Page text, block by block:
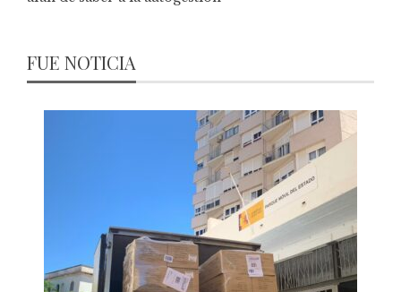
FUE NOTICIA